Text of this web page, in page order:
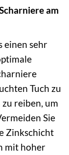
am
einen sehr
Tuch zu
reiben, um
Sie
Zinkschicht
mit hoher